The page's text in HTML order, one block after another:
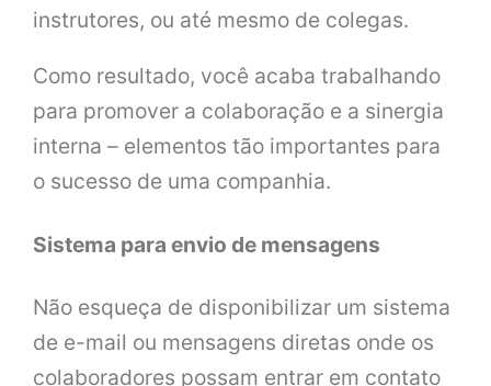
instrutores, ou até mesmo de colegas.
Como resultado, você acaba trabalhando
para promover a colaboração e a sinergia
interna – elementos tão importantes para
o sucesso de uma companhia.
Sistema para envio de mensagens
Não esqueça de disponibilizar um sistema
de e-mail ou mensagens diretas onde os
colaboradores possam entrar em contato